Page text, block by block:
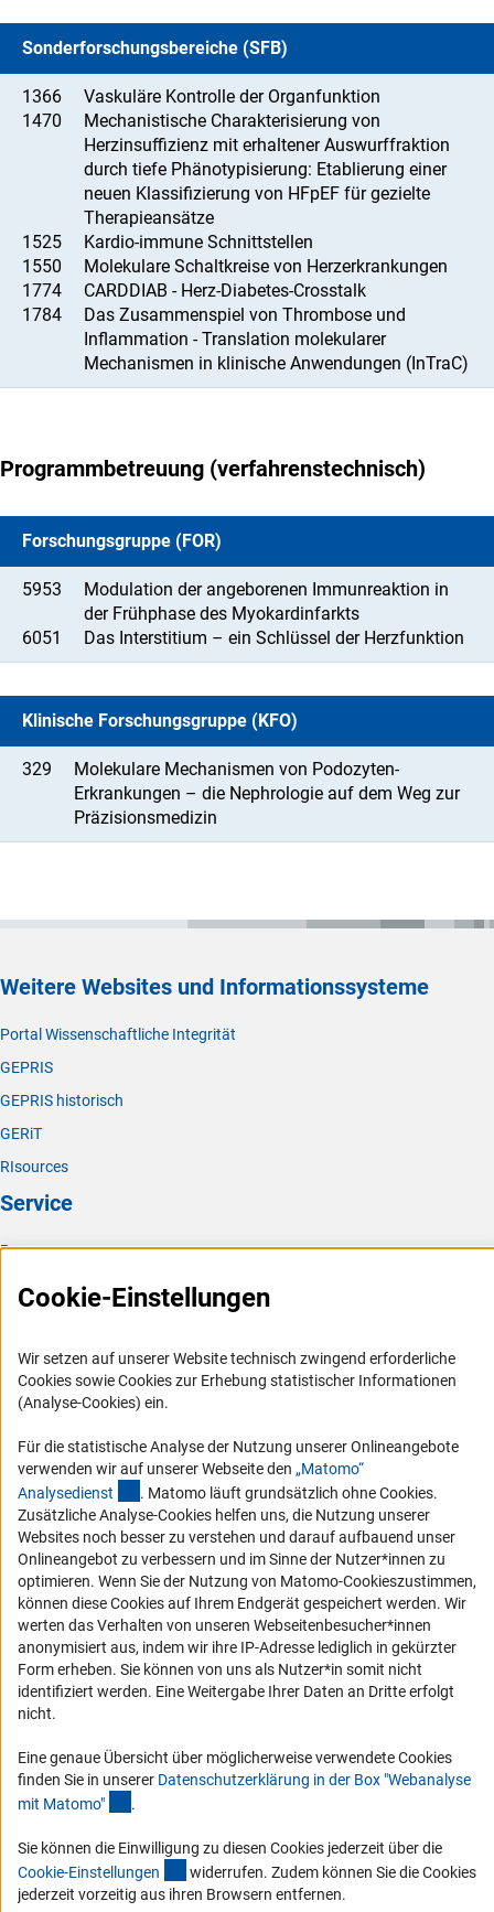
Sonderforschungsbereiche (SFB)
1366
Vaskuläre Kontrolle der Organfunktion
1470
Mechanistische Charakterisierung von
Herzinsuffizienz mit erhaltener Auswurffraktion
durch tiefe Phänotypisierung: Etablierung einer
neuen Klassifizierung von HFpEF für gezielte
Therapieansätze
1525
Kardio-immune Schnittstellen
1550
Molekulare Schaltkreise von Herzerkrankungen
1774
CARDDIAB - Herz-Diabetes-Crosstalk
1784
Das Zusammenspiel von Thrombose und
Inflammation - Translation molekularer
Mechanismen in klinische Anwendungen (InTraC)
Programmbetreuung (verfahrenstechnisch)
Forschungsgruppe (FOR)
5953
Modulation der angeborenen Immunreaktion in
der Frühphase des Myokardinfarkts
6051
Das Interstitium – ein Schlüssel der Herzfunktion
Klinische Forschungsgruppe (KFO)
329
Molekulare Mechanismen von Podozyten-
Erkrankungen – die Nephrologie auf dem Weg zur
Präzisionsmedizin
Weitere Websites und Informationssysteme
Portal Wissenschaftliche Integrität
GEPRIS
GEPRIS historisch
GERiT
RIsources
Service
Presse
Logo und Corporate Design
RSS-Feeds
Compliance
Vergabeverfahren
Barrierefreiheit
Service und Informationen für Menschen mit Behinderungen
Erklärung zur Barrierefreiheit
Barriere melden
DFG-aktuell
Erhalten Sie Neuigkeiten aus der DFG direkt in Ihr Mailpostfach oder
schauen Sie sich die Ausgaben online an.
Zum Newsletter
Impressum Datenschutz Cookie-Einstellungen
Cookie-Einstellungen
Wir setzen auf unserer Website technisch zwingend erforderliche
Cookies sowie Cookies zur Erhebung statistischer Informationen
(Analyse-Cookies) ein.
Für die statistische Analyse der Nutzung unserer Onlineangebote
verwenden wir auf unserer Webseite den „Matomo“
Analysedienst (externer Link)
. Matomo läuft grundsätzlich ohne Cookies.
Zusätzliche Analyse-Cookies helfen uns, die Nutzung unserer
Websites noch besser zu verstehen und darauf aufbauend unser
Onlineangebot zu verbessern und im Sinne der Nutzer*innen zu
optimieren. Wenn Sie der Nutzung von Matomo-Cookieszustimmen,
können diese Cookies auf Ihrem Endgerät gespeichert werden. Wir
werten das Verhalten von unseren Webseitenbesucher*innen
anonymisiert aus, indem wir ihre IP-Adresse lediglich in gekürzter
Form erheben. Sie können von uns als Nutzer*in somit nicht
identifiziert werden. Eine Weitergabe Ihrer Daten an Dritte erfolgt
nicht.
Eine genaue Übersicht über möglicherweise verwendete Cookies
finden Sie in unserer Datenschutzerklärung in der Box "Webanalyse
mit Matomo" .
Sie können die Einwilligung zu diesen Cookies jederzeit über die
Cookie-Einstellungen (interner Link)
widerrufen. Zudem können Sie die Cookies
jederzeit vorzeitig aus ihren Browsern entfernen.